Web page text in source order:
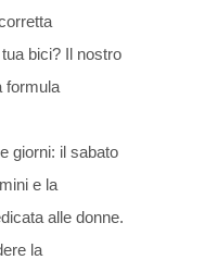
bici? Il nostro
formula
giorni: il sabato
e la
alle donne.
la